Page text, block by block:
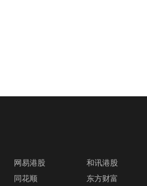
网易港股 和讯港股
同花顺 东方财富